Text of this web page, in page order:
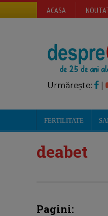
ACASA
Urmărește:
FERTILITATE
deabet
Pagini: